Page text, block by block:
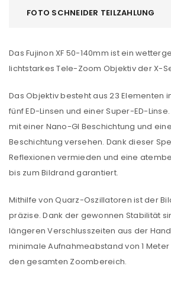
FOTO SCHNEIDER TEILZAHLUNG
Das Fujinon XF 50-140mm ist ein
lichtstarkes Tele-Zoom Objektiv der X-
Das Objektiv besteht aus 23 Elementen
fünf ED-Linsen und einer Super-ED-
mit einer Nano-GI Beschichtung und
Beschichtung versehen. Dank dieser
Reflexionen vermieden und eine
bis zum Bildrand garantiert.
Mithilfe von Quarz-Oszillatoren ist der
präzise. Dank der gewonnen Stabilität
längeren Verschlusszeiten aus der
minimale Aufnahmeabstand von 1
den gesamten Zoombereich.